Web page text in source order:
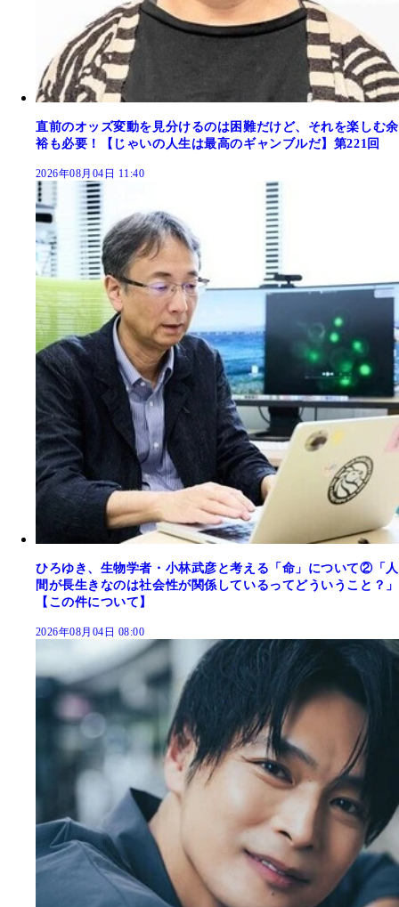
直前のオッズ変動を見分けるのは困難だけど、それを楽しむ余
裕も必要！【じゃいの人生は最高のギャンブルだ】第221回
2026年08月04日 11:40
ひろゆき、生物学者・小林武彦と考える「命」について②「人
間が長生きなのは社会性が関係しているってどういうこと？」
【この件について】
2026年08月04日 08:00